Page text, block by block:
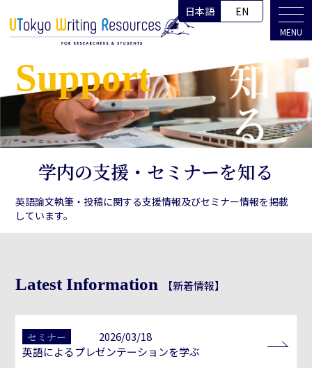
日本語 EN
MENU
Support
学内の支援・セミナーを知る
英語論文執筆・投稿に関する支援情報及びセミナー情報を掲載
しています。
Latest Information 【新着情報】
セミナー
2026/03/18
英語によるプレゼンテーションを学ぶ